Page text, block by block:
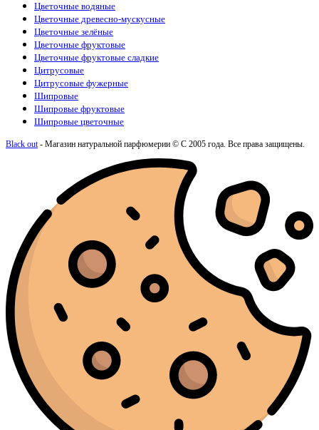
Цветочные водяные
Цветочные древесно-мускусные
Цветочные зелёные
Цветочные фруктовые
Цветочные фруктовые сладкие
Цитрусовые
Цитрусовые фужерные
Шипровые
Шипровые фруктовые
Шипровые цветочные
Black out- Магазин натуральной парфюмерии © С 2005 года. Все права защищены.